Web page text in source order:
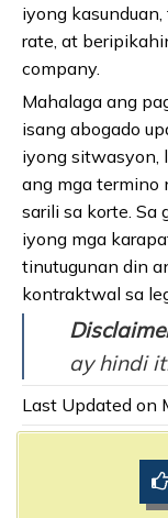
iyong
rate, at
company.
Mahalaga ang
isang abogado
iyong sitwasyon,
ang mga termino
sarili sa korte. Sa
iyong mga
tinutugunan din
kontraktwal sa
ay hindi
Last Updated on